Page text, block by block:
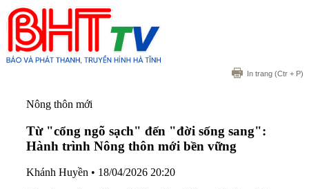
In trang (Ctr + P)
Nông thôn mới
Từ "cổng ngõ sạch" đến "đời sống sang":
Hành trình Nông thôn mới bền vững
Khánh Huyền • 18/04/2026 20:20